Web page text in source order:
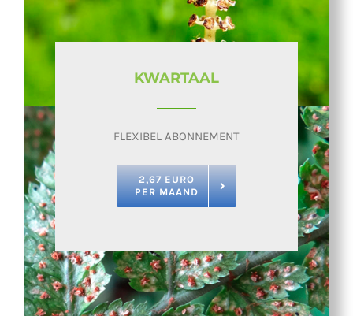
KWARTAAL
FLEXIBEL ABONNEMENT
2,67 EURO
PER MAAND